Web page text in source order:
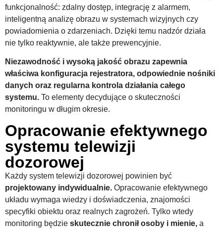
funkcjonalność: zdalny dostęp, integrację z alarmem,
inteligentną analizę obrazu w systemach wizyjnych czy
powiadomienia o zdarzeniach. Dzięki temu nadzór działa
nie tylko reaktywnie, ale także prewencyjnie.
Niezawodność i wysoką jakość obrazu zapewnia
właściwa konfiguracja rejestratora, odpowiednie nośniki
danych oraz regularna kontrola działania całego
systemu. To elementy decydujące o skuteczności
monitoringu w długim okresie.
Opracowanie efektywnego
systemu telewizji
dozorowej
Każdy system telewizji dozorowej powinien być
projektowany indywidualnie. Opracowanie efektywnego
układu wymaga wiedzy i doświadczenia, znajomości
specyfiki obiektu oraz realnych zagrożeń. Tylko wtedy
monitoring będzie skutecznie chronił osoby i mienie, a